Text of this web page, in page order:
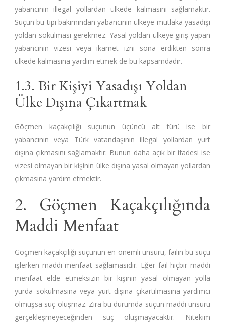
yabancının illegal yollardan ülkede kalmasını sağlamaktır.
Suçun bu tipi bakımından yabancının ülkeye mutlaka yasadışı
yoldan sokulması gerekmez. Yasal yoldan ülkeye giriş yapan
yabancının vizesi veya ikamet izni sona erdikten sonra
ülkede kalmasına yardım etmek de bu kapsamdadır.
1.3. Bir Kişiyi Yasadışı Yoldan
Ülke Dışına Çıkartmak
Göçmen kaçakçılığı suçunun üçüncü alt türü ise bir
yabancının veya Türk vatandaşının illegal yollardan yurt
dışına çıkmasını sağlamaktır. Bunun daha açık bir ifadesi ise
vizesi olmayan bir kişinin ülke dışına yasal olmayan yollardan
çıkmasına yardım etmektir.
2. Göçmen Kaçakçılığında
Maddi Menfaat
Göçmen kaçakçılığı suçunun en önemli unsuru, failin bu suçu
işlerken maddi menfaat sağlamasıdır. Eğer fail hiçbir maddi
menfaat elde etmeksizin bir kişinin yasal olmayan yolla
yurda sokulmasına veya yurt dışına çıkartılmasına yardımcı
olmuşsa suç oluşmaz. Zira bu durumda suçun maddi unsuru
gerçekleşmeyeceğinden suç oluşmayacaktır. Nitekim